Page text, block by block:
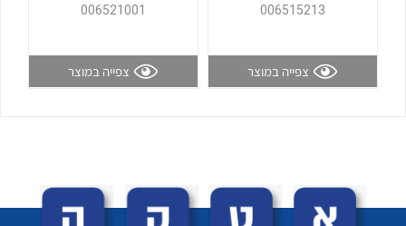
006515213
צפייה במוצר
006521001
צפייה במוצר